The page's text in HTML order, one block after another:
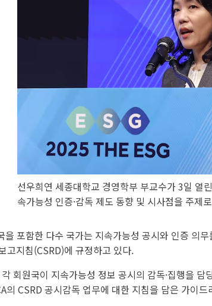
선우희연 세종대학교 경영학부 부교수가 3일 열
속가능성 인증·감독 제도 동향 및 시사점을 주제
포함한 다수 국가는 지속가능성 공시와 인증 의
고지침(CSRD)에 규정하고 있다.
회원국이 지속가능성 정보 공시의 감독·집행을
의 CSRD 공시감독 업무에 대한 지침을 담은 가이